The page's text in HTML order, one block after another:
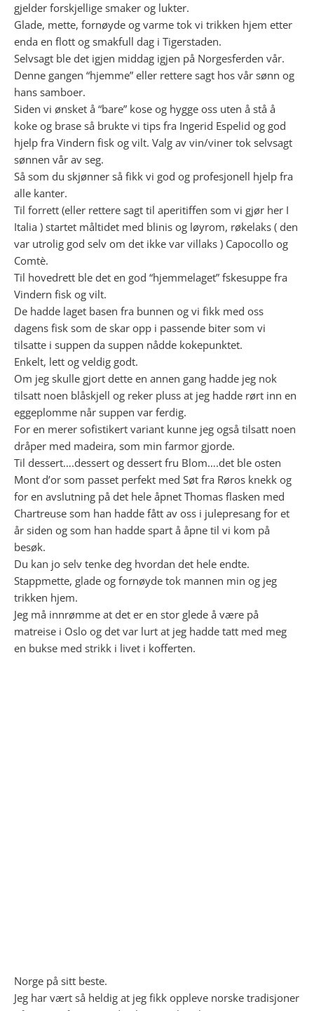
gjelder forskjellige smaker og lukter.
Glade, mette, fornøyde og varme tok vi trikken hjem etter
enda en flott og smakfull dag i Tigerstaden.
Selvsagt ble det igjen middag igjen på Norgesferden vår.
Denne gangen “hjemme” eller rettere sagt hos vår sønn og
hans samboer.
Siden vi ønsket å “bare” kose og hygge oss uten å stå å
koke og brase så brukte vi tips fra Ingerid Espelid og god
hjelp fra Vindern fisk og vilt. Valg av vin/viner tok selvsagt
sønnen vår av seg.
Så som du skjønner så fikk vi god og profesjonell hjelp fra
alle kanter.
Til forrett (eller rettere sagt til aperitiffen som vi gjør her I
Italia ) startet måltidet med blinis og løyrom, røkelaks ( den
var utrolig god selv om det ikke var villaks ) Capocollo og
Comtè.
Til hovedrett ble det en god “hjemmelaget” fskesuppe fra
Vindern fisk og vilt.
De hadde laget basen fra bunnen og vi fikk med oss
dagens fisk som de skar opp i passende biter som vi
tilsatte i suppen da suppen nådde kokepunktet.
Enkelt, lett og veldig godt.
Om jeg skulle gjort dette en annen gang hadde jeg nok
tilsatt noen blåskjell og reker pluss at jeg hadde rørt inn en
eggeplomme når suppen var ferdig.
For en merer sofistikert variant kunne jeg også tilsatt noen
dråper med madeira, som min farmor gjorde.
Til dessert….dessert og dessert fru Blom….det ble osten
Mont d’or som passet perfekt med Søt fra Røros knekk og
for en avslutning på det hele åpnet Thomas flasken med
Chartreuse som han hadde fått av oss i julepresang for et
år siden og som han hadde spart å åpne til vi kom på
besøk.
Du kan jo selv tenke deg hvordan det hele endte.
Stappmette, glade og fornøyde tok mannen min og jeg
trikken hjem.
Jeg må innrømme at det er en stor glede å være på
matreise i Oslo og det var lurt at jeg hadde tatt med meg
en bukse med strikk i livet i kofferten.
Norge på sitt beste.
Jeg har vært så heldig at jeg fikk oppleve norske tradisjoner